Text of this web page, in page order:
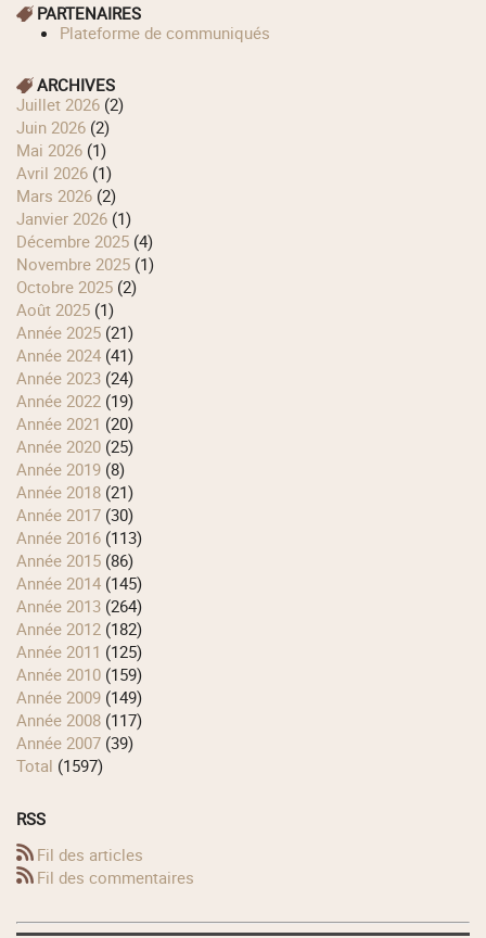
PARTENAIRES
Plateforme de communiqués
ARCHIVES
juillet 2026 (2)
juin 2026 (2)
mai 2026 (1)
avril 2026 (1)
mars 2026 (2)
janvier 2026 (1)
décembre 2025 (4)
novembre 2025 (1)
octobre 2025 (2)
août 2025 (1)
année 2025 (21)
année 2024 (41)
année 2023 (24)
année 2022 (19)
année 2021 (20)
année 2020 (25)
année 2019 (8)
année 2018 (21)
année 2017 (30)
année 2016 (113)
année 2015 (86)
année 2014 (145)
année 2013 (264)
année 2012 (182)
année 2011 (125)
année 2010 (159)
année 2009 (149)
année 2008 (117)
année 2007 (39)
total (1597)
RSS
Fil des articles
Fil des commentaires